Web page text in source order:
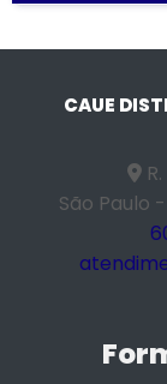
CAUE
R.
São Paulo